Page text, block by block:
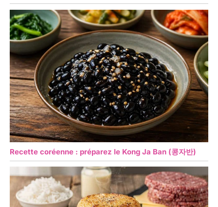
Recette coréenne : préparez le Kong Ja Ban (콩자반)